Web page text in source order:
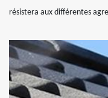
résistera aux différentes